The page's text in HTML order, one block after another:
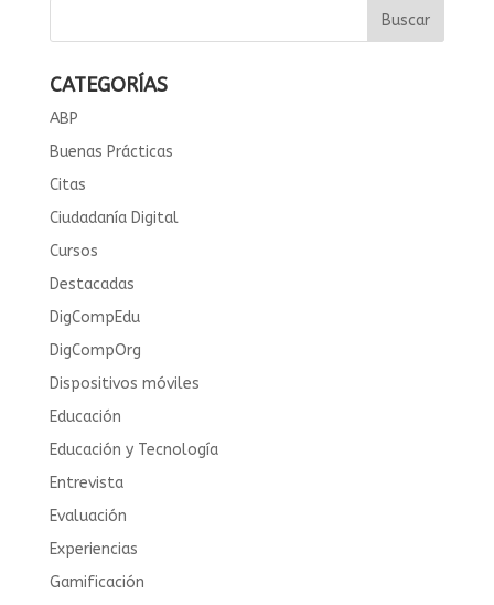
CATEGORÍAS
ABP
Buenas Prácticas
Citas
Ciudadanía Digital
Cursos
Destacadas
DigCompEdu
DigCompOrg
Dispositivos móviles
Educación
Educación y Tecnología
Entrevista
Evaluación
Experiencias
Gamificación